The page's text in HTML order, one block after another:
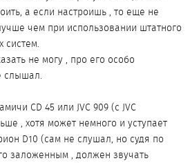
а если настроишь , то еще не
чем при использовании штатного
систем.
не могу , про его особо
слышал.
CD 45 или JVC 909 (c JVC
, хотя может немного и уступает
D10 (сам не слушал, но судя по
заложенным , должен звучать